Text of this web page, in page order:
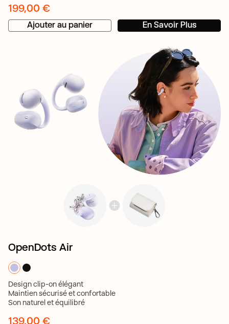
199,00 €
Ajouter au panier En Savoir Plus
OpenDots Air
Design clip-on élégant
Maintien sécurisé et confortable
Son naturel et équilibré
139,00 €